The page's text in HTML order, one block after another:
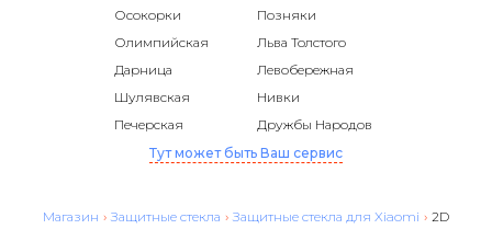
Осокорки
Позняки
Олимпийская
Льва Толстого
Дарница
Левобережная
Шулявская
Нивки
Печерская
Дружбы Народов
Тут может быть Ваш сервис
Магазин › Защитные стекла › Защитные стекла для Xiaomi › 2D